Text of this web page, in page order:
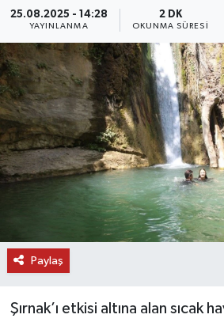
25.08.2025 - 14:28
YAYINLANMA
2 DK
OKUNMA SÜRESI
Paylaş
Şırnak’ı etkisi altına alan sıcak
EĞİTİM
TURİZM
RÖPORTAJ
VİDEO HABERLER
YAZARLAR